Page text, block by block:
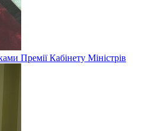
Премії Кабінету Міністрів